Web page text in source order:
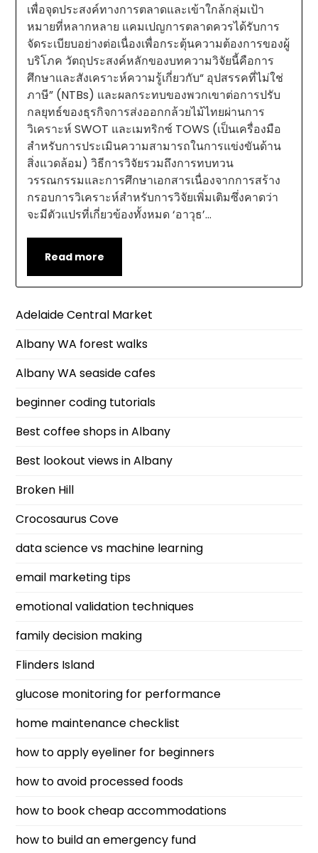
เพื่อจุดประสงค์ทางการตลาดและเข้าใกล้กลุ่มเป้า
หมายที่หลากหลาย แคมเปญการตลาดควรได้รับการ
จัดระเบียบอย่างต่อเนื่องเพื่อกระตุ้นความต้องการของผู้
บริโภค วัตถุประสงค์หลักของบทความวิจัยนี้คือการ
ศึกษาและสังเคราะห์ความรู้เกี่ยวกับ“ อุปสรรคที่ไม่ใช่
ภาษี” (NTBs) และผลกระทบของพวกเขาต่อการปรับ
กลยุทธ์ของธุรกิจการส่งออกกล้วยไม้ไทยผ่านการ
วิเคราะห์ SWOT และเมทริกซ์ TOWS (เป็นเครื่องมือ
สำหรับการประเมินความสามารถในการแข่งขันด้าน
สิ่งแวดล้อม) วิธีการวิจัยรวมถึงการทบทวน
วรรณกรรมและการศึกษาเอกสารเนื่องจากการสร้าง
กรอบการวิเคราะห์สำหรับการวิจัยเพิ่มเติมซึ่งคาดว่า
จะมีตัวแปรที่เกี่ยวข้องทั้งหมด ‘อาวุธ’…
Read more
Adelaide Central Market
Albany WA forest walks
Albany WA seaside cafes
beginner coding tutorials
Best coffee shops in Albany
Best lookout views in Albany
Broken Hill
Crocosaurus Cove
data science vs machine learning
email marketing tips
emotional validation techniques
family decision making
Flinders Island
glucose monitoring for performance
home maintenance checklist
how to apply eyeliner for beginners
how to avoid processed foods
how to book cheap accommodations
how to build an emergency fund